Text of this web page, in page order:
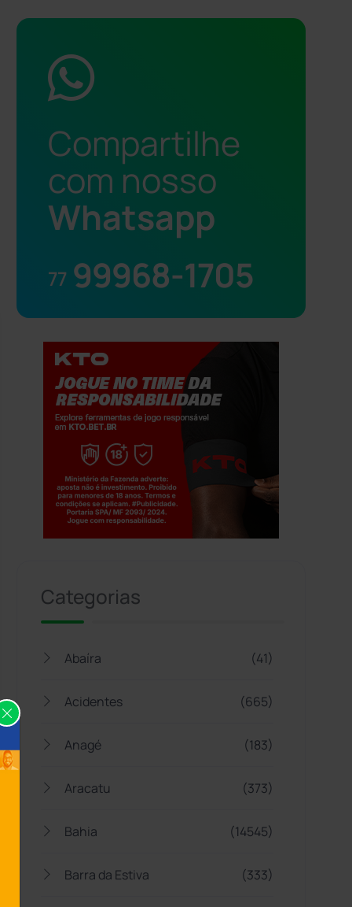
Compartilhe
com nosso
Whatsapp
77 99968-1705
Categorias
Abaíra (41)
Acidentes (665)
Anagé (183)
Aracatu (373)
Bahia (14545)
Barra da Estiva (333)